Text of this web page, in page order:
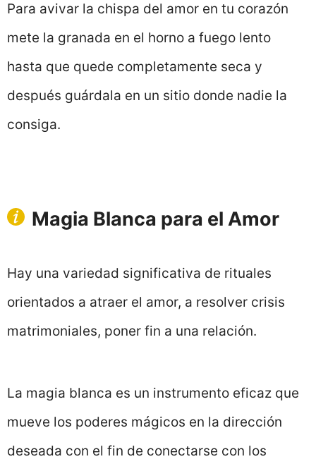
Para avivar la chispa del amor en tu corazón
mete la granada en el horno a fuego lento
hasta que quede completamente seca y
después guárdala en un sitio donde nadie la
consiga.
Magia Blanca para el Amor
Hay una variedad significativa de rituales
orientados a atraer el amor, a resolver crisis
matrimoniales, poner fin a una relación.
La magia blanca es un instrumento eficaz que
mueve los poderes mágicos en la dirección
deseada con el fin de conectarse con los